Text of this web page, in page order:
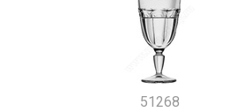
51268